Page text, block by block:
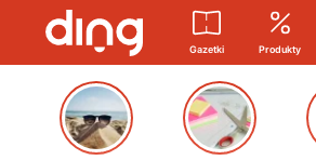
Gazetki Produkty